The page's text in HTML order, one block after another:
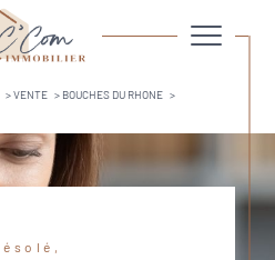
VENTE
BOUCHES DU RHONE
Désolé,